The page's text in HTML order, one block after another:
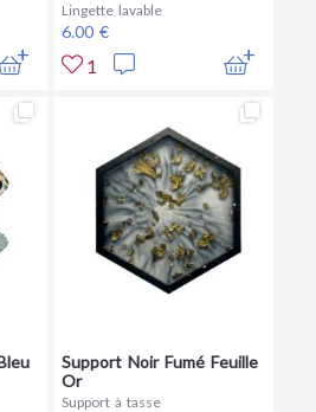
Lingette lavable
6.00 €
1
Support Noir Fumé Feuille
Or
Support à tasse